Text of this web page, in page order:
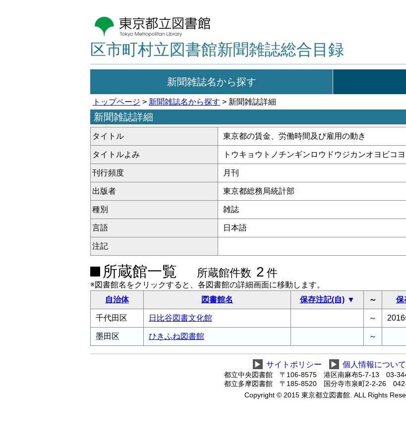
区市町村立図書館新聞雑誌総合目録
新聞雑誌名から探す
トップページ > 新聞雑誌名から探す > 新聞雑誌詳細
新聞雑誌詳細
タイトル 東京都の賃金、労働時間及び雇用の動き
タイトルよみ トウキョウトノチンギンロウドウジカンオヨビコ
刊行頻度 月刊
出版者 東京都総務局統計部
種別 雑誌
言語 日本語
注記
所蔵館一覧 所蔵館件数 2 件
※図書館名をクリックすると、各図書館の詳細画面に移動します。
自治体
図書館名 保存注記(自) ～ 保
千代田区 日比谷図書文化館 ～
墨田区 ひきふね図書館 ～
▶ サイトポリシー ▶ 個人情報について
都立中央図書館 〒106-8575 港区南麻布5-7-13 03-
都立多摩図書館 〒185-8520 国分寺市泉町2-2-26
Copyright © 2015 東京都立図書館. ALL Rights